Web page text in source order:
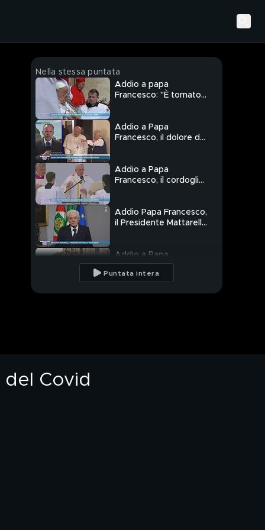
Nella stessa puntata
Addio a papa
Francesco: "È tornato
Addio a Papa
Francesco, il dolore dei
Addio a Papa
Francesco, il cordoglio
Addio Papa Francesco,
il Presidente Mattarella:
Addio a Papa
Francesco, il Papa
venuto "dalla fine del
Puntata intera
Covid